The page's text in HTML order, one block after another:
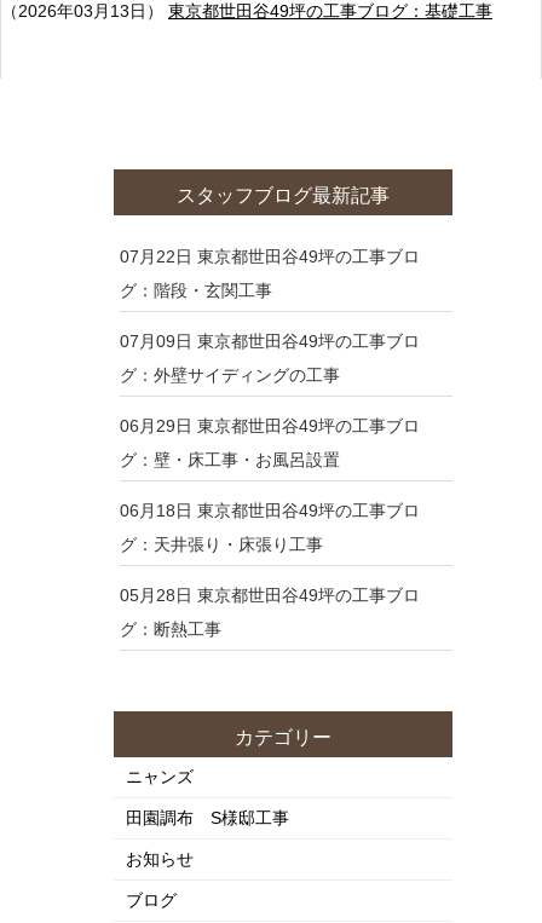
（2026年03月13日） 東京都世田谷49坪の工事ブログ：基礎工事
スタッフブログ最新記事
07月22日 東京都世田谷49坪の工事ブロ
グ：階段・玄関工事
07月09日 東京都世田谷49坪の工事ブロ
グ：外壁サイディングの工事
06月29日 東京都世田谷49坪の工事ブロ
グ：壁・床工事・お風呂設置
06月18日 東京都世田谷49坪の工事ブロ
グ：天井張り・床張り工事
05月28日 東京都世田谷49坪の工事ブロ
グ：断熱工事
カテゴリー
ニャンズ
田園調布 S様邸工事
お知らせ
ブログ